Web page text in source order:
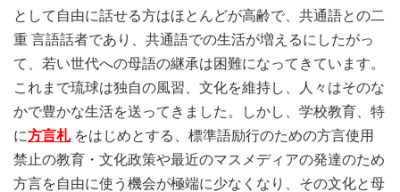
として自由に話せる方はほとんどが高齢で、共通語との二
重 言語話者であり、共通語での生活が増えるにしたがっ
て、若い世代への母語の継承は困難になってきています。
これまで琉球は独自の風習、文化を維持し、人々はそのな
かで豊かな生活を送ってきました。しかし、学校教育、特
に方言札をはじめとする、標準語励行のための方言使用
禁止の教育・文化政策や最近のマスメディアの発達のため
方言を自由に使う機会が極端に少なくなり、その文化と母